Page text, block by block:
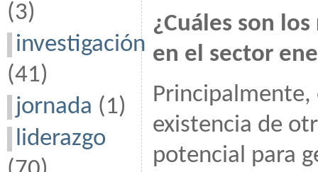
(3)
investigación
(41)
jornada (1)
liderazgo
¿Cuáles son
en el sector
Principalmente,
existencia de
potencial para